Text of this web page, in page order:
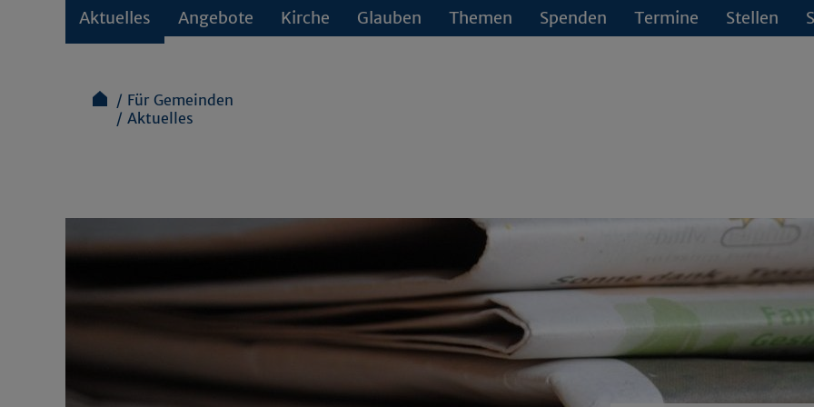
Aktuelles Angebote Kirche Glauben Themen Spenden Termine Stellen
Für Gemeinden
Aktuelles